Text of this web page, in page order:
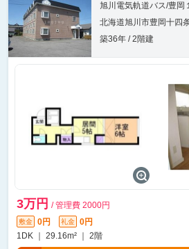
旭川電気軌道バス/豊岡
北海道旭川市豊岡十四
築36年 / 2階建
3万円 / 管理費 2000円
敷金 0円 礼金
0円
1DK ｜ 29.16m² ｜ 2階